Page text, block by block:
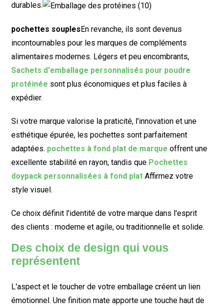
durables.
pochettes souplesEn revanche, ils sont devenus
incontournables pour les marques de compléments
alimentaires modernes. Légers et peu encombrants,
Sachets d'emballage personnalisés pour poudre
protéinée sont plus économiques et plus faciles à
expédier.
Si votre marque valorise la praticité, l'innovation et une
esthétique épurée, les pochettes sont parfaitement
adaptées. pochettes à fond plat de marque offrent une
excellente stabilité en rayon, tandis que Pochettes
doypack personnalisées à fond plat Affirmez votre
style visuel.
Ce choix définit l'identité de votre marque dans l'esprit
des clients : moderne et agile, ou traditionnelle et solide.
Des choix de design qui vous
représentent
L'aspect et le toucher de votre emballage créent un lien
émotionnel. Une finition mate apporte une touche haut de